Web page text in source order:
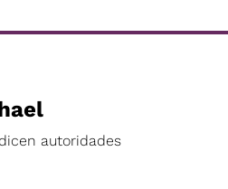
autoridades